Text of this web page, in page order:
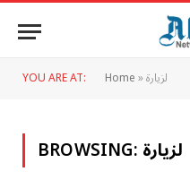
YOU ARE AT: Home»لزيارة
BROWSING:لزيارة